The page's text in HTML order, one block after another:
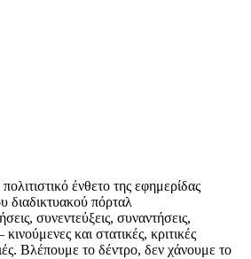
ένθετο της εφημερίδας
διαδικτυακού πόρταλ
συνεντεύξεις, συναντήσεις,
και στατικές, κριτικές
Βλέπουμε το δέντρο, δεν χάνουμε το